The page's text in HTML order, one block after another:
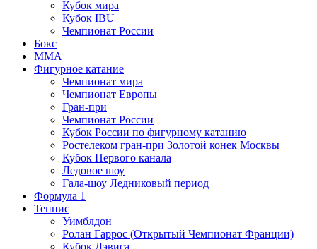
Кубок мира
Кубок IBU
Чемпионат России
Бокс
MMA
Фигурное катание
Чемпионат мира
Чемпионат Европы
Гран-при
Чемпионат России
Кубок России по фигурному катанию
Ростелеком гран-при Золотой конек Москвы
Кубок Первого канала
Ледовое шоу
Гала-шоу Ледниковый период
Формула 1
Теннис
Уимблдон
Ролан Гаррос (Открытый Чемпионат Франции)
Кубок Дэвиса